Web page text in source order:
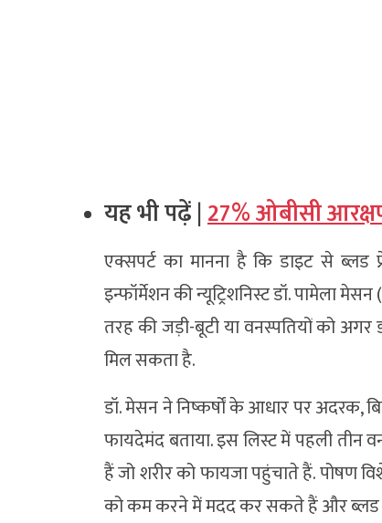
यह भी पढ़ें |27% ओबीसी
एक्सपर्ट का मानना है कि डाइट से
इन्फॉर्मेशन की न्यूट्रिशनिस्ट डॉ. पामेला
तरह की जड़ी-बूटी या वनस्पतियों को अगर
मिल सकता है.
डॉ. मेसन ने निष्कर्षों के आधार पर अदरक,
फायदेमंद बताया. इस लिस्ट में पहली तीन
हैं जो शरीर को फायजा पहुंचाते हैं. पोषण
को कम करने में मदद कर सकते हैं और ब्लड